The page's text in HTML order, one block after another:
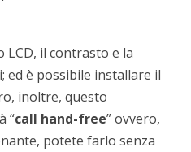
LCD, il contrasto e la
è possibile installare il
inoltre, questo
“call hand-free” ovvero,
potete farlo senza